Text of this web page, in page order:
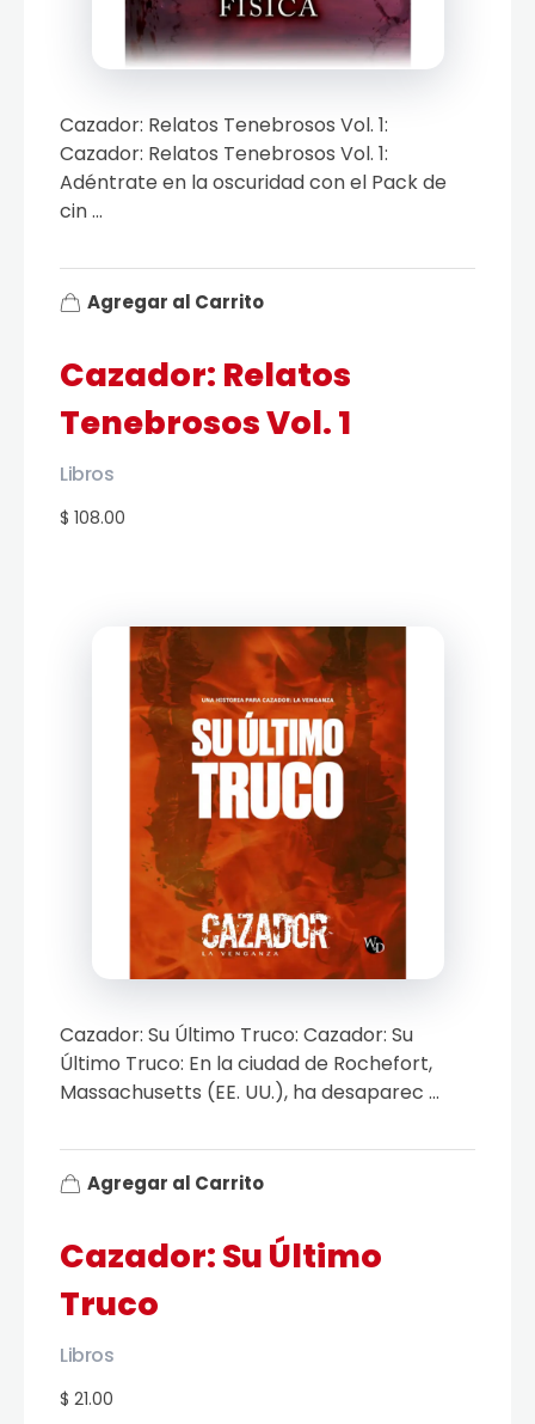
Cazador: Relatos
Tenebrosos Vol. 1
$ 108.00
Libros
Cazador: Relatos Tenebrosos Vol. 1:
Cazador: Relatos Tenebrosos Vol. 1:
Adéntrate en la oscuridad con el Pack de
cin ...
Agregar al Carrito
Cazador: Su Último
Truco
$ 21.00
Libros
Cazador: Su Último Truco: Cazador: Su
Último Truco: En la ciudad de Rochefort,
Massachusetts (EE. UU.), ha desaparec ...
Agregar al Carrito